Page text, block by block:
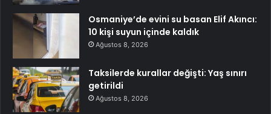
Osmaniye’de evini su basan Elif Akıncı:
10 kişi suyun içinde kaldık
Ağustos 8, 2026
Taksilerde kurallar değişti: Yaş sınırı
getirildi
Ağustos 8, 2026